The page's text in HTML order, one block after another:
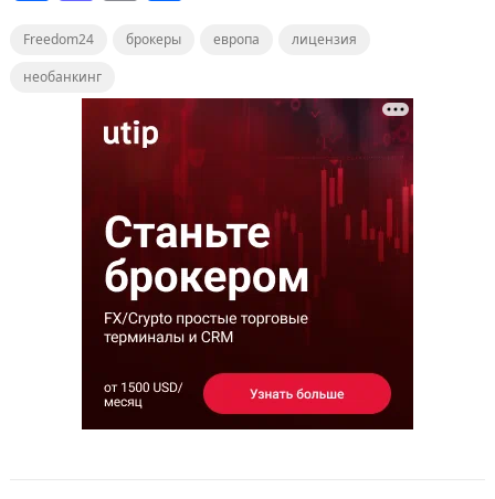
c
e
st
o
d
o
ai
l р
а
в
и
т
ь
Freedom24 брокеры европа
лицензия
необанкинг